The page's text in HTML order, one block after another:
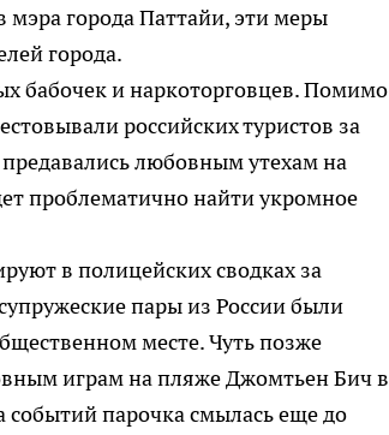
города Паттайи, эти меры
города.
бабочек и наркоторговцев. Помимо
российских туристов за
любовным утехам на
проблематично найти укромное
в полицейских сводках за
пары из России были
месте. Чуть позже
играм на пляже Джомтьен Бич в
событий парочка смылась еще до